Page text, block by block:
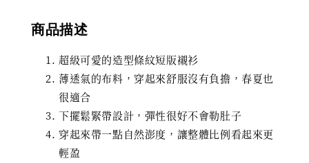
商品描述
超級可愛的造型條紋短版襯衫
薄透氣的布料，穿起來舒服沒有負擔，春夏也
很適合
下擺鬆緊帶設計，彈性很好不會勒肚子
穿起來帶一點自然澎度，讓整體比例看起來更
輕盈